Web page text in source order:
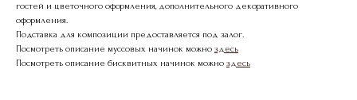
гостей и цветочного оформления, дополнительного декоративного
оформления.
Подставка для композиции предоставляется под залог.
Посмотреть описание муссовых начинок можно здесь
Посмотреть описание бисквитных начинок можно здесь